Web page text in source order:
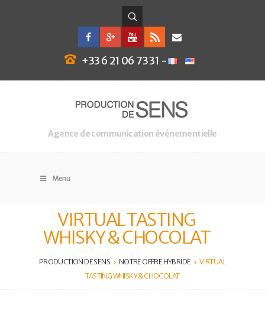
+33 6 21 06 73 31 -
Agence de communication événementielle
Menu
VIRTUAL TASTING
WHISKY & CHOCOLAT
PRODUCTION DE SENS NOTRE OFFRE HYBRIDE
VIRTUAL
TASTING WHISKY & CHOCOLAT